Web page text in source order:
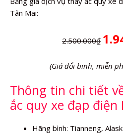
Tân Mai:
2.500.000₫
(Giá đổi binh, miễn
Thông tin chi tiết
ắc quy xe đạp điện
Hãng bình: Tianneng,